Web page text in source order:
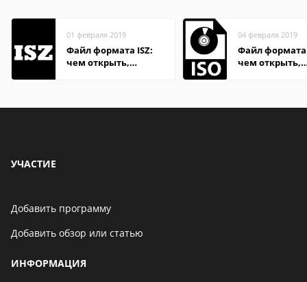
01 февраля 2019
Файл формата ISZ:
чем открыть,
04 февраля 2019
Файл формата
чем открыть,
УЧАСТИЕ
Добавить программу
Добавить обзор или статью
ИНФОРМАЦИЯ